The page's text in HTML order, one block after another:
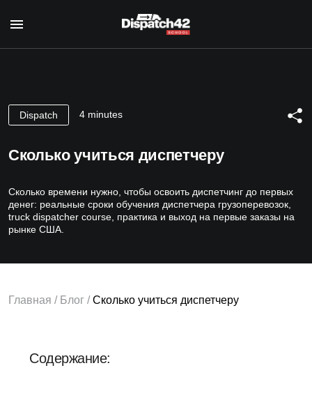
Курс диспетчера
Программа курса
Сертификат
О профессии
Программа курса
Авторы
Сертификат
Отзывы
Блог
Dispatch 4 minutes
Сколько учиться диспетчеру
Сколько времени нужно, чтобы освоить диспетчинг до первых
денег: реальные сроки обучения диспетчера грузоперевозок,
truck dispatcher course, практика и выход на первые заказы на
рынке США.
Главная / Блог / Сколько учиться диспетчеру
Содержание: